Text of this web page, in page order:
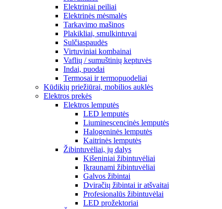
Elektriniai peiliai
Elektrinės mėsmalės
Tarkavimo mašinos
Plakikliai, smulkintuvai
Sulčiaspaudės
Virtuviniai kombainai
Vaflių / sumuštinių keptuvės
Indai, puodai
Termosai ir termopuodeliai
Kūdikių priežiūrai, mobilios auklės
Elektros prekės
Elektros lemputės
LED lemputės
Liuminescencinės lemputės
Halogeninės lemputės
Kaitrinės lemputės
Žibintuvėliai, jų dalys
Kišeniniai žibintuvėliai
Įkraunami žibintuvėliai
Galvos žibintai
Dviračių žibintai ir atšvaitai
Profesionalūs žibintuvėlai
LED prožektoriai